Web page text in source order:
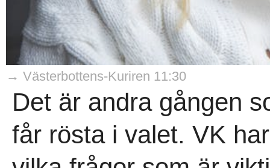
→ Västerbottens-Kuriren 11:30
Det är andra gången
får rösta i valet. VK